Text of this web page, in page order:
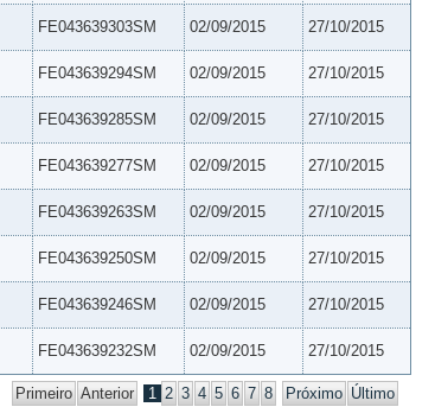
FE043639303SM 02/09/2015 27/10/2015
FE043639294SM 02/09/2015 27/10/2015
FE043639285SM 02/09/2015 27/10/2015
FE043639277SM 02/09/2015 27/10/2015
FE043639263SM 02/09/2015 27/10/2015
FE043639250SM 02/09/2015 27/10/2015
FE043639246SM 02/09/2015 27/10/2015
FE043639232SM 02/09/2015 27/10/2015
Primeiro Anterior 1 2 3 4 5 6 7 8 Próximo Último